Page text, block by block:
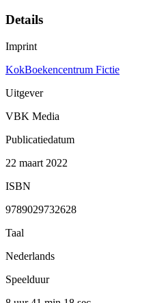
Details
Imprint
KokBoekencentrum Fictie
Uitgever
VBK Media
Publicatiedatum
22 maart 2022
ISBN
9789029732628
Taal
Nederlands
Speelduur